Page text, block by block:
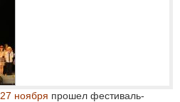
27 ноября прошел фестиваль-